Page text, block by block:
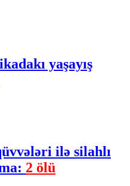
yaşayış
ilə silahlı
2 ölü